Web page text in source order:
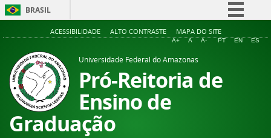
BRASIL
Simplifique!
Acesso à informação
ACESSIBILIDADE ALTO CONTRASTE MAPA DO SITE
A+ A A- PT EN ES
Universidade Federal do Amazonas
Pró-Reitoria de
Ensino de
Graduação